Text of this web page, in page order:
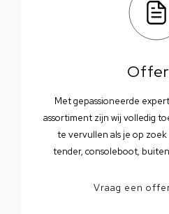
Met gepassioneerde
assortiment zijn wij volledig
te vervullen als je op
tender, consoleboot,
Vraag een